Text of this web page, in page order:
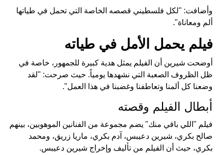
وأضافت: "لكل فلسطيني قصصه الخاصة التي تحمل في طياتها
ألم ومعاناة".
فيلم يحمل الأمل في طياته
أوضحت شيرين أن الفيلم يمثل هدية كبيرة للجمهور، خاصة في
ظل الظروف الصعبة التي نشهدها يومياً. حيث صرحت: "لقد
وضعنا كل ألمنا وتعاطفنا وغضبنا في هذا العمل".
أبطال الفيلم وقصته
فيلم "اللي باقي منك" يضم مجموعة من الفنانين الموهوبين، بينهم
صالح بكري، شيرين دعيبس، آدم بكري، ماريا زريق، ومحمد
بكري، حيث أن الفيلم من تأليف وإخراج شيرين دعيبس.